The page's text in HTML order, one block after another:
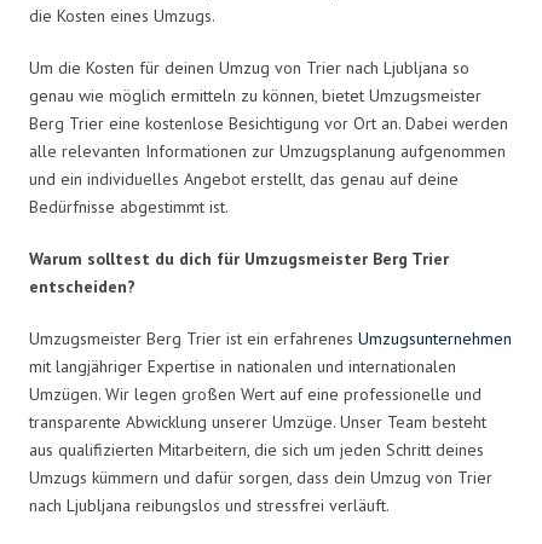
die Kosten eines Umzugs.
Um die Kosten für deinen Umzug von Trier nach Ljubljana so
genau wie möglich ermitteln zu können, bietet Umzugsmeister
Berg Trier eine kostenlose Besichtigung vor Ort an. Dabei werden
alle relevanten Informationen zur Umzugsplanung aufgenommen
und ein individuelles Angebot erstellt, das genau auf deine
Bedürfnisse abgestimmt ist.
Warum solltest du dich für Umzugsmeister Berg Trier
entscheiden?
Umzugsmeister Berg Trier ist ein erfahrenes Umzugsunternehmen
mit langjähriger Expertise in nationalen und internationalen
Umzügen. Wir legen großen Wert auf eine professionelle und
transparente Abwicklung unserer Umzüge. Unser Team besteht
aus qualifizierten Mitarbeitern, die sich um jeden Schritt deines
Umzugs kümmern und dafür sorgen, dass dein Umzug von Trier
nach Ljubljana reibungslos und stressfrei verläuft.